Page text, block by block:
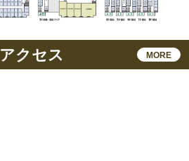
アクセス MORE